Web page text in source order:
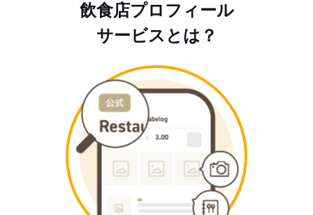
飲食店プロフィール
サービスとは？